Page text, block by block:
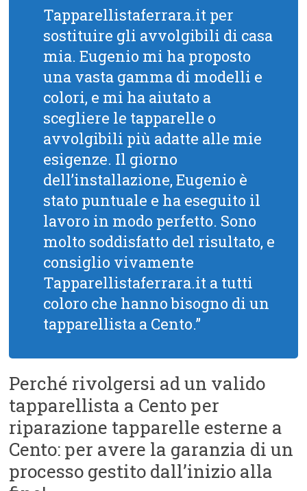
Tapparellistaferrara.it per
sostituire gli avvolgibili di casa
mia. Eugenio mi ha proposto
una vasta gamma di modelli e
colori, e mi ha aiutato a
scegliere le tapparelle o
avvolgibili più adatte alle mie
esigenze. Il giorno
dell’installazione, Eugenio è
stato puntuale e ha eseguito il
lavoro in modo perfetto. Sono
molto soddisfatto del risultato, e
consiglio vivamente
Tapparellistaferrara.it a tutti
coloro che hanno bisogno di un
tapparellista a Cento.”
Perché rivolgersi ad un valido
tapparellista a Cento per
riparazione tapparelle esterne a
Cento: per avere la garanzia di un
processo gestito dall’inizio alla